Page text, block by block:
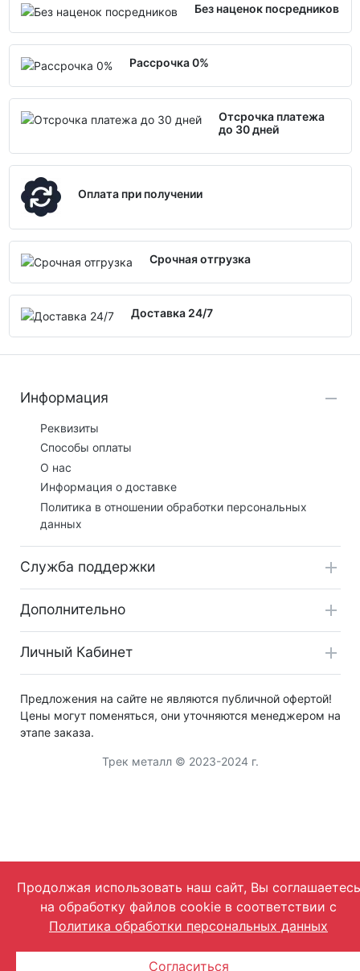
Без наценок посредников
Рассрочка 0%
Отсрочка платежа
до 30 дней
Оплата при получении
Срочная отгрузка
Доставка 24/7
Информация
Реквизиты
Способы оплаты
О нас
Информация о доставке
Политика в отношении обработки персональных
данных
Служба поддержки
Дополнительно
Личный Кабинет
Предложения на сайте не являются публичной офертой!
Цены могут поменяться, они уточняются менеджером на
этапе заказа.
Трек металл © 2023-2024 г.
Продолжая использовать наш сайт, Вы соглашаетесь
на обработку файлов cookie в соответствии с
Политика обработки персональных данных
Согласиться